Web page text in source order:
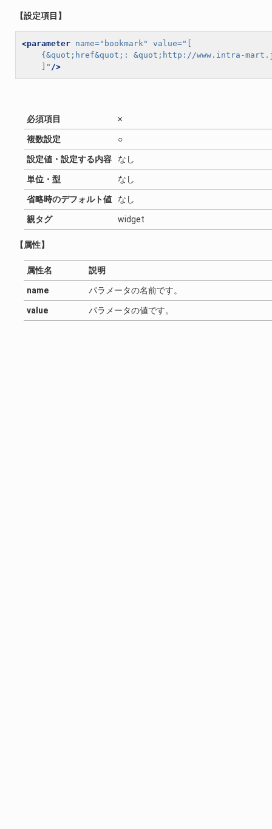
【設定項目】
<parameter name="bookmark" value="[
{&quot;href&quot;: &quot;http://www.intra-
    ]"
/>
必須項目 ×
複数設定 ○
設定値・設定する内容 なし
単位・型 なし
省略時のデフォルト値 なし
親タグ widget
【属性】
属性名 説明
name パラメータの名前です。
value パラメータの値です。